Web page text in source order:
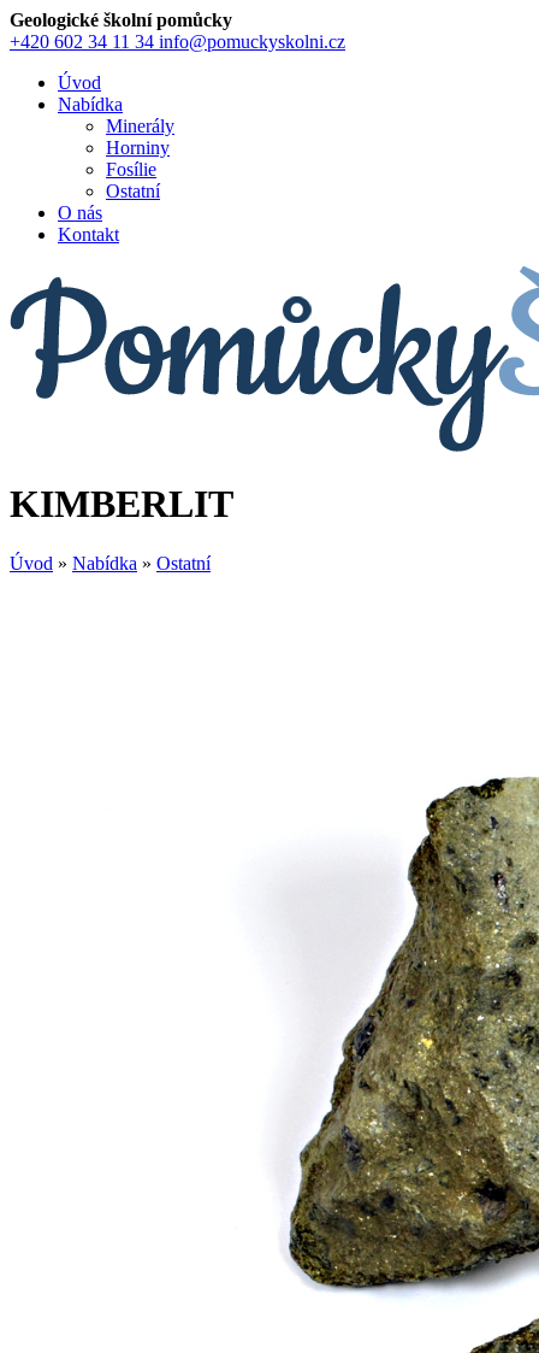
Geologické školní pomůcky
+420 602 34 11 34 info@pomuckyskolni.cz
Úvod
Nabídka
Minerály
Horniny
Fosílie
Ostatní
O nás
Kontakt
KIMBERLIT
Úvod » Nabídka » Ostatní